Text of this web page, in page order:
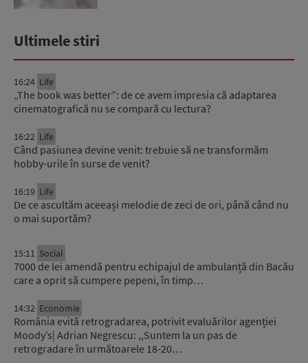
Ultimele stiri
16:24 Life
„The book was better”: de ce avem impresia că adaptarea
cinematografică nu se compară cu lectura?
16:22 Life
Când pasiunea devine venit: trebuie să ne transformăm
hobby-urile în surse de venit?
16:19 Life
De ce ascultăm aceeași melodie de zeci de ori, până când nu
o mai suportăm?
15:11 Social
7000 de lei amendă pentru echipajul de ambulanță din Bacău
care a oprit să cumpere pepeni, în timp…
14:32 Economie
România evită retrogradarea, potrivit evaluărilor agenției
Moody’s| Adrian Negrescu: ,,Suntem la un pas de
retrogradare în următoarele 18-20…